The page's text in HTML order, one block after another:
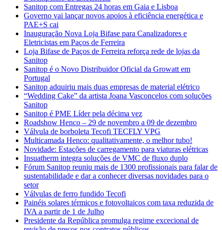
Sanitop com Entregas 24 horas em Gaia e Lisboa
Governo vai lançar novos apoios à eficiência energética e
PAE+S cai
Inauguração Nova Loja Bifase para Canalizadores e
Eletricistas em Paços de Ferreira
Loja Bifase de Paços de Ferreira reforça rede de lojas da
Sanitop
Sanitop é o Novo Distribuidor Oficial da Growatt em
Portugal
Sanitop adquiriu mais duas empresas de material elétrico
“Wedding Cake” da artista Joana Vasconcelos com soluções
Sanitop
Sanitop é PME Líder pela décima vez
Roadshow Henco – 29 de novembro a 09 de dezembro
Válvula de borboleta Tecofi TECFLY VPG
Multicamada Henco: qualitativamente, o melhor tubo!
Novidade: Estações de carregamento para viaturas elétricas
Insuatherm integra soluções de VMC de fluxo duplo
Fórum Sanitop reuniu mais de 1300 profissionais para falar de
sustentabilidade e dar a conhecer diversas novidades para o
setor
Válvulas de ferro fundido Tecofi
Painéis solares térmicos e fotovoltaicos com taxa reduzida de
IVA a partir de 1 de Julho
Presidente da República promulga regime excecional de